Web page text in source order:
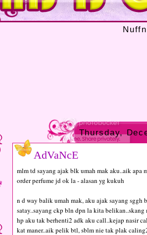
Thursday,
AdVaNcE
mlm td sayang ajak blk umah mak aku..aik apa
order perfume jd ok la - alasan yg kukuh
n d way balik umah mak, aku ajak sayang sggh
satay..sayang ckp bln dpn la kita
hp aku tak berhenti2 adk aku call..kejap nasir
kat maner..aik pelik btl, sblm nie tak plak